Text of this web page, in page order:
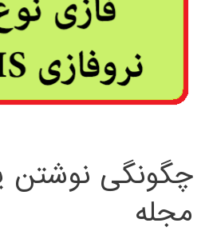
چگونگی نوشتن
مجله